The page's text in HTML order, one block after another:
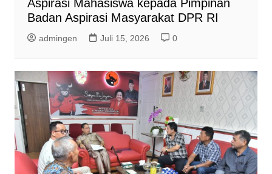
Aspirasi Mahasiswa kepada Pimpinan
Badan Aspirasi Masyarakat DPR RI
admingen Juli 15, 2026 0